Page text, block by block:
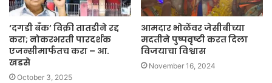
‘दगडी बँक’ विक्री तातडीने रद्द
करा; नोकरभरती पारदर्शक
एजन्सीमार्फतच करा – आ.
खडसे
October 3, 2025
आमदार भोळेंवर जेसीबीच्या
मदतीने पुष्पवृष्टी करत दिला
विजयाचा विश्वास
November 16, 2024